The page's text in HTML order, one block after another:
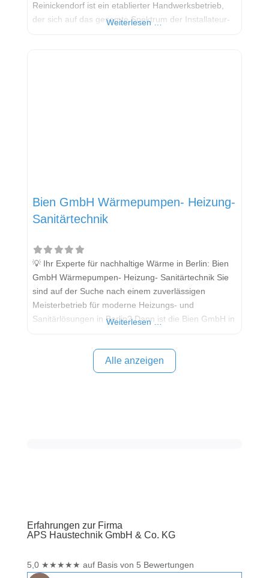
Reinickendorf ist ein etablierter Handwerksbetrieb,
der sich auf das gesamte Spektrum der Installateur-
Weiterlesen …
Bien GmbH Wärmepumpen- Heizung-
Sanitärtechnik
💡 Ihr Experte für nachhaltige Wärme in Berlin: Bien
GmbH Wärmepumpen- Heizung- Sanitärtechnik Sie
sind auf der Suche nach einem zuverlässigen
Meisterbetrieb für moderne Heizungs- und
Sanitärlösungen in Berlin? Dann ist die Bien GmbH in
hochwertige Handwerksarbeit und zukunftsorientierte
Technologien. Ein besonderer Fokus liegt auf der
Weiterlesen …
Alle anzeigen
Erfahrungen zur Firma
APS Haustechnik GmbH & Co. KG
5,0 ★★★★★ auf Basis von 5 Bewertungen